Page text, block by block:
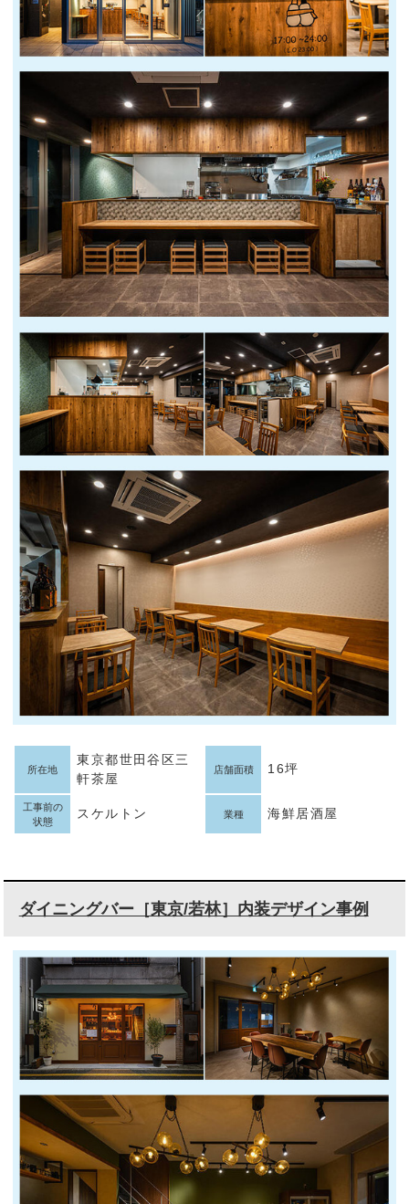
所在地
東京都世田谷区三
軒茶屋
店舗面積 16坪
工事前の
状態
スケルトン 業種 海鮮居酒屋
ダイニングバー［東京/若林］内装デザイン事例